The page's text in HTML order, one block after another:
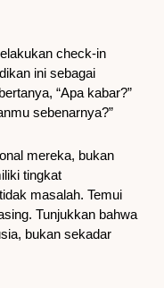
check-in
ini sebagai
“Apa kabar?”
sebenarnya?”
mereka, bukan
tingkat
masalah. Temui
Tunjukkan bahwa
bukan sekadar